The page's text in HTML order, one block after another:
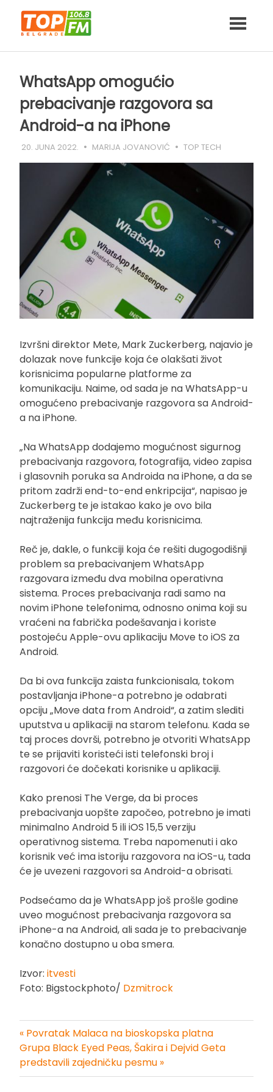
content
WhatsApp omogućio
prebacivanje razgovora sa
Android-a na iPhone
20. JUNA 2022. MARIJA JOVANOVIĆ TOP TECH
Izvršni direktor Mete, Mark Zuckerberg, najavio je
dolazak nove funkcije koja će olakšati život
korisnicima popularne platforme za
komunikaciju. Naime, od sada je na WhatsApp-u
omogućeno prebacivanje razgovora sa Android-
a na iPhone.
„Na WhatsApp dodajemo mogućnost sigurnog
prebacivanja razgovora, fotografija, video zapisa
i glasovnih poruka sa Androida na iPhone, a da se
pritom zadrži end-to-end enkripcija“, napisao je
Zuckerberg te je istakao kako je ovo bila
najtraženija funkcija među korisnicima.
Reč je, dakle, o funkciji koja će rešiti dugogodišnji
problem sa prebacivanjem WhatsApp
razgovara između dva mobilna operativna
sistema. Proces prebacivanja radi samo na
novim iPhone telefonima, odnosno onima koji su
vraćeni na fabrička podešavanja i koriste
postojeću Apple-ovu aplikaciju Move to iOS za
Android.
Da bi ova funkcija zaista funkcionisala, tokom
postavljanja iPhone-a potrebno je odabrati
opciju „Move data from Android“, a zatim slediti
uputstva u aplikaciji na starom telefonu. Kada se
taj proces dovrši, potrebno je otvoriti WhatsApp
te se prijaviti koristeći isti telefonski broj i
razgovori će dočekati korisnike u aplikaciji.
Kako prenosi The Verge, da bi proces
prebacivanja uopšte započeo, potrebno je imati
minimalno Android 5 ili iOS 15,5 verziju
operativnog sistema. Treba napomenuti i ako
korisnik već ima istoriju razgovora na iOS-u, tada
će je uvezeni razgovori sa Android-a obrisati.
Podsećamo da je WhatsApp još prošle godine
uveo mogućnost prebacivanja razgovora sa
iPhone-a na Android, ali sada je to prebacivanje
konačno dostupno u oba smera.
Izvor: itvesti
Foto: Bigstockphoto/ Dzmitrock
Kretanje
članka
« Povratak Malaca na bioskopska platna
Grupa Black Eyed Peas, Šakira i Dejvid Geta
predstavili zajedničku pesmu »